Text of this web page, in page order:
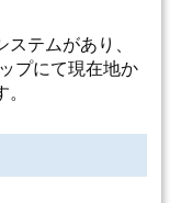
テムがあり、
プにて現在地か